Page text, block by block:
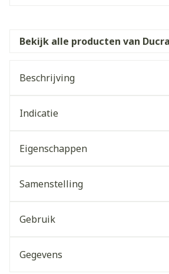
Bekijk alle producten van
Beschrijving
Indicatie
Eigenschappen
Samenstelling
Gebruik
Gegevens